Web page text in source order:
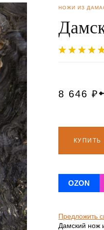
НОЖИ ИЗ
8 646 ₽
КУПИТЬ
OZON
Предложить
Дамский нож